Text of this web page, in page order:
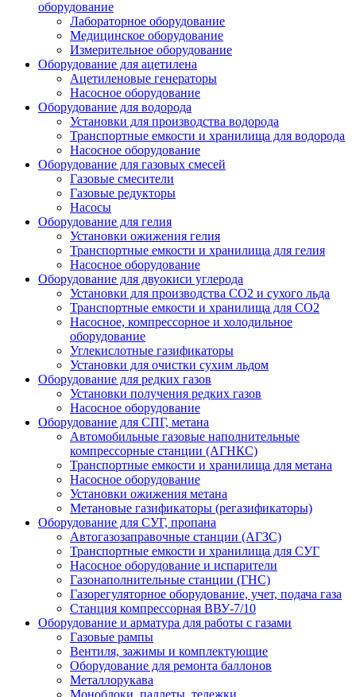
оборудование
Лабораторное оборудование
Медицинское оборудование
Измерительное оборудование
Оборудование для ацетилена
Ацетиленовые генераторы
Насосное оборудование
Оборудование для водорода
Установки для производства водорода
Транспортные емкости и хранилища для водорода
Насосное оборудование
Оборудование для газовых смесей
Газовые смесители
Газовые редукторы
Насосы
Оборудование для гелия
Установки ожижения гелия
Транспортные емкости и хранилища для гелия
Насосное оборудование
Оборудование для двуокиси углерода
Установки для производства СО2 и сухого льда
Транспортные емкости и хранилища для CO2
Насосное, компрессорное и холодильное
оборудование
Углекислотные газификаторы
Установки для очистки сухим льдом
Оборудование для редких газов
Установки получения редких газов
Насосное оборудование
Оборудование для СПГ, метана
Автомобильные газовые наполнительные
компрессорные станции (АГНКС)
Транспортные емкости и хранилища для метана
Насосное оборудование
Установки ожижения метана
Метановые газификаторы (регазификаторы)
Оборудование для СУГ, пропана
Автогазозаправочные станции (АГЗС)
Транспортные емкости и хранилища для СУГ
Насосное оборудование и испарители
Газонаполнительные станции (ГНС)
Газорегуляторное оборудование, учет, подача газа
Станция компрессорная ВВУ-7/10
Оборудование и арматура для работы с газами
Газовые рампы
Вентиля, зажимы и комплектующие
Оборудование для ремонта баллонов
Металлорукава
Моноблоки, паллеты, тележки